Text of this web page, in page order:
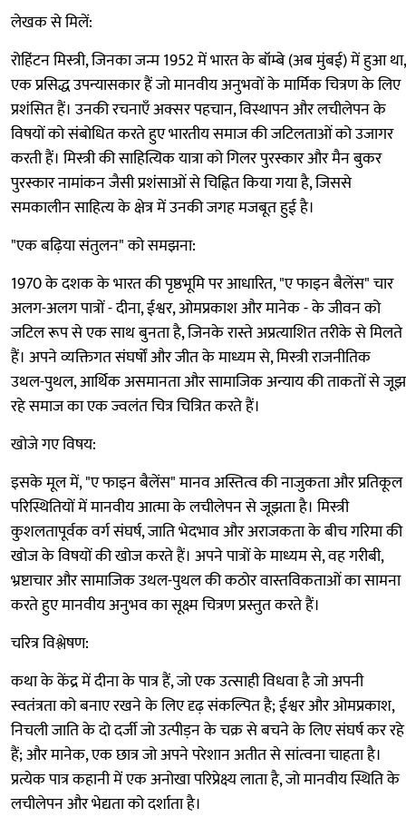
लेखक से मिलें:
रोहिंटन मिस्त्री, जिनका जन्म 1952 में भारत के बॉम्बे (अब मुंबई) में हुआ था,
एक प्रसिद्ध उपन्यासकार हैं जो मानवीय अनुभवों के मार्मिक चित्रण के लिए
प्रशंसित हैं। उनकी रचनाएँ अक्सर पहचान, विस्थापन और लचीलेपन के
विषयों को संबोधित करते हुए भारतीय समाज की जटिलताओं को उजागर
करती हैं। मिस्त्री की साहित्यिक यात्रा को गिलर पुरस्कार और मैन बुकर
पुरस्कार नामांकन जैसी प्रशंसाओं से चिह्नित किया गया है, जिससे
समकालीन साहित्य के क्षेत्र में उनकी जगह मजबूत हुई है।
"एक बढ़िया संतुलन" को समझना:
1970 के दशक के भारत की पृष्ठभूमि पर आधारित, "ए फाइन बैलेंस" चार
अलग-अलग पात्रों - दीना, ईश्वर, ओमप्रकाश और मानेक - के जीवन को
जटिल रूप से एक साथ बुनता है, जिनके रास्ते अप्रत्याशित तरीके से मिलते
हैं। अपने व्यक्तिगत संघर्षों और जीत के माध्यम से, मिस्त्री राजनीतिक
उथल-पुथल, आर्थिक असमानता और सामाजिक अन्याय की ताकतों से जूझ
रहे समाज का एक ज्वलंत चित्र चित्रित करते हैं।
खोजे गए विषय:
इसके मूल में, "ए फाइन बैलेंस" मानव अस्तित्व की नाजुकता और प्रतिकूल
परिस्थितियों में मानवीय आत्मा के लचीलेपन से जूझता है। मिस्त्री
कुशलतापूर्वक वर्ग संघर्ष, जाति भेदभाव और अराजकता के बीच गरिमा की
खोज के विषयों की खोज करते हैं। अपने पात्रों के माध्यम से, वह गरीबी,
भ्रष्टाचार और सामाजिक उथल-पुथल की कठोर वास्तविकताओं का सामना
करते हुए मानवीय अनुभव का सूक्ष्म चित्रण प्रस्तुत करते हैं।
चरित्र विश्लेषण:
कथा के केंद्र में दीना के पात्र हैं, जो एक उत्साही विधवा है जो अपनी
स्वतंत्रता को बनाए रखने के लिए दृढ़ संकल्पित है; ईश्वर और ओमप्रकाश,
निचली जाति के दो दर्जी जो उत्पीड़न के चक्र से बचने के लिए संघर्ष कर रहे
हैं; और मानेक, एक छात्र जो अपने परेशान अतीत से सांत्वना चाहता है।
प्रत्येक पात्र कहानी में एक अनोखा परिप्रेक्ष्य लाता है, जो मानवीय स्थिति के
लचीलेपन और भेद्यता को दर्शाता है।